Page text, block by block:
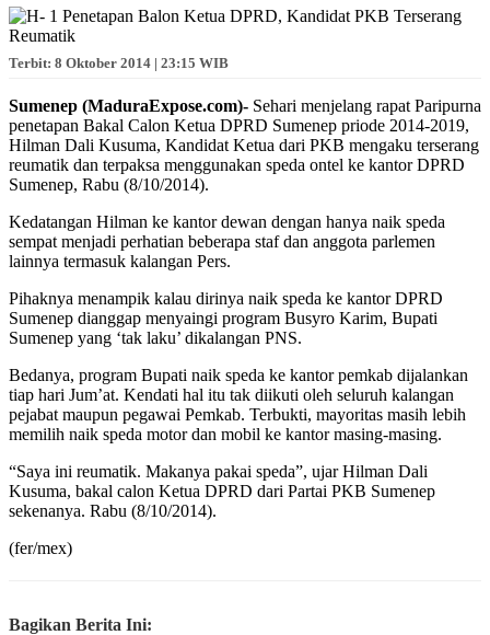
Terbit: 8 Oktober 2014 | 23:15 WIB
Sumenep (MaduraExpose.com)- Sehari menjelang rapat Paripurna
penetapan Bakal Calon Ketua DPRD Sumenep priode 2014-2019,
Hilman Dali Kusuma, Kandidat Ketua dari PKB mengaku terserang
reumatik dan terpaksa menggunakan speda ontel ke kantor DPRD
Sumenep, Rabu (8/10/2014).
Kedatangan Hilman ke kantor dewan dengan hanya naik speda
sempat menjadi perhatian beberapa staf dan anggota parlemen
lainnya termasuk kalangan Pers.
Pihaknya menampik kalau dirinya naik speda ke kantor DPRD
Sumenep dianggap menyaingi program Busyro Karim, Bupati
Sumenep yang ‘tak laku’ dikalangan PNS.
Bedanya, program Bupati naik speda ke kantor pemkab dijalankan
tiap hari Jum’at. Kendati hal itu tak diikuti oleh seluruh kalangan
pejabat maupun pegawai Pemkab. Terbukti, mayoritas masih lebih
memilih naik speda motor dan mobil ke kantor masing-masing.
“Saya ini reumatik. Makanya pakai speda”, ujar Hilman Dali
Kusuma, bakal calon Ketua DPRD dari Partai PKB Sumenep
sekenanya. Rabu (8/10/2014).
(fer/mex)
Bagikan Berita Ini: